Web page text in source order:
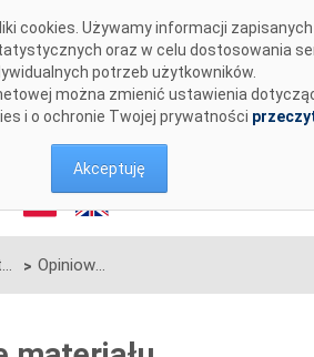
cookies. Używamy informacji
oraz w celu dostosowania
potrzeb użytkowników.
można zmienić ustawienia
i o ochronie Twojej prywatności
Akceptuję
Konsultacje zakończone > Opiniowanie materiału technicznego pn.: „Zbiór Dobrych Praktyk w obiektach kubaturowych PSE S.A. - Zasilanie”